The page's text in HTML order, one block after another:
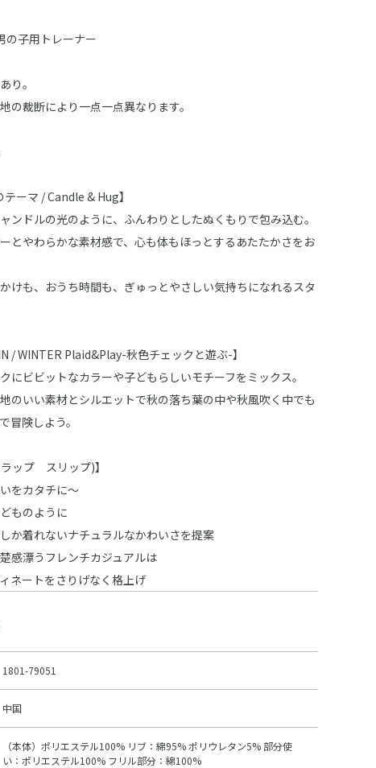
の子用トレーナー
り。
の裁断により一点一点異なります。
テーマ / Candle & Hug】
ンドルの光のように、ふんわりとしたぬくもりで包み込む。
とやわらかな素材感で、心も体もほっとするあたたかさをお
けも、おうち時間も、ぎゅっとやさしい気持ちになれるスタ
/ WINTER Plaid&Play-秋色チェックと遊ぶ-】
にビビットなカラーや子どもらしいモチーフをミックス。
のいい素材とシルエットで秋の落ち葉の中や秋風吹く中でも
冒険しよう。
ラップ スリップ)】
をカタチに～
ものように
か着れないナチュラルなかわいさを提案
感漂うフレンチカジュアルは
ネートをさりげなく格上げ
1801-79051
中国
（本体）ポリエステル100% リブ：綿95% ポリウレタン5% 部分使
い：ポリエステル100% フリル部分：綿100%